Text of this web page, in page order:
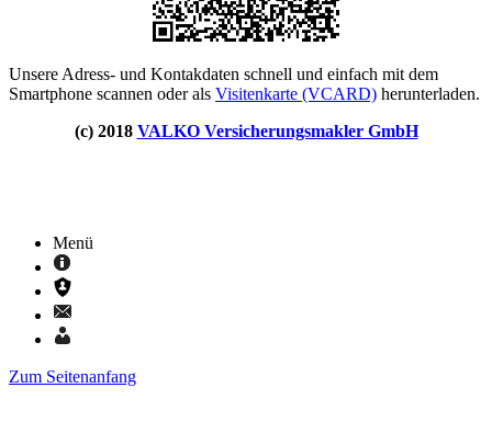
Unsere Adress- und Kontakdaten schnell und einfach mit dem
Smartphone scannen oder als Visitenkarte (VCARD) herunterladen.
(c) 2018 VALKO Versicherungsmakler GmbH
Menü
Zum Seitenanfang